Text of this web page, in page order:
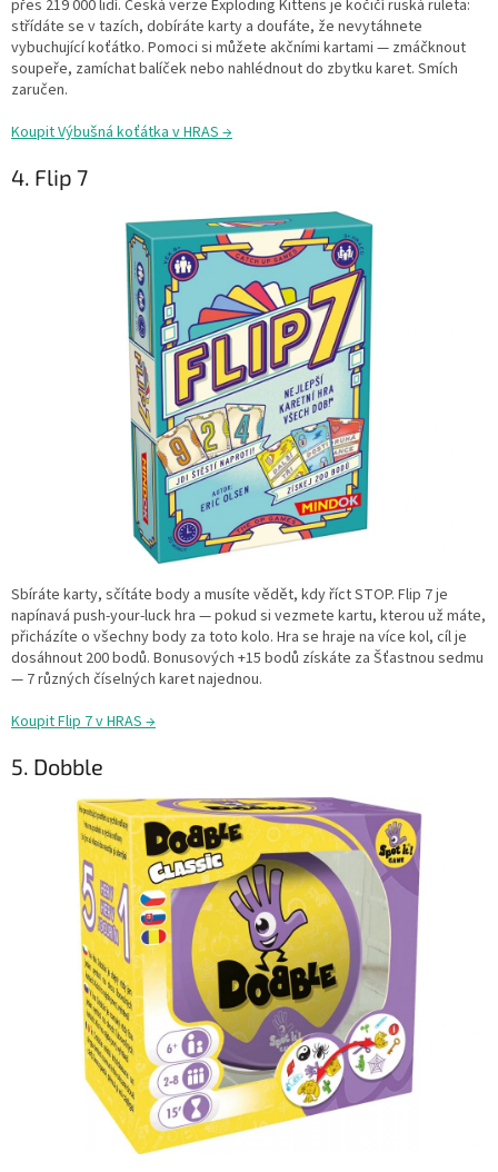
přes 219 000 lidí. Česká verze Exploding Kittens je kočičí ruská ruleta:
střídáte se v tazích, dobíráte karty a doufáte, že nevytáhnete
vybuchující koťátko. Pomoci si můžete akčními kartami — zmáčknout
soupeře, zamíchat balíček nebo nahlédnout do zbytku karet. Smích
zaručen.
Koupit Výbušná koťátka v HRAS →
4. Flip 7
Sbíráte karty, sčítáte body a musíte vědět, kdy říct STOP. Flip 7 je
napínavá push-your-luck hra — pokud si vezmete kartu, kterou už máte,
přicházíte o všechny body za toto kolo. Hra se hraje na více kol, cíl je
dosáhnout 200 bodů. Bonusových +15 bodů získáte za Šťastnou sedmu
— 7 různých číselných karet najednou.
Koupit Flip 7 v HRAS →
5. Dobble